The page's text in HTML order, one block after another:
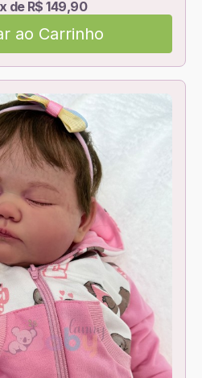
de R$ 149,90
ao Carrinho